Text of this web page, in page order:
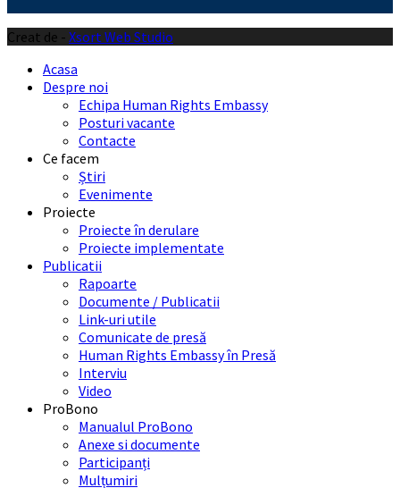
Creat de - Xsort Web Studio
Acasa
Despre noi
Echipa Human Rights Embassy
Posturi vacante
Contacte
Ce facem
Știri
Evenimente
Proiecte
Proiecte în derulare
Proiecte implementate
Publicatii
Rapoarte
Documente / Publicatii
Link-uri utile
Comunicate de presă
Human Rights Embassy în Presă
Interviu
Video
ProBono
Manualul ProBono
Anexe si documente
Participanți
Mulțumiri